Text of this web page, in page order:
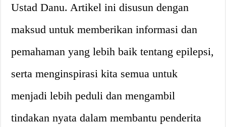
Ustad Danu. Artikel ini disusun dengan
maksud untuk memberikan informasi dan
pemahaman yang lebih baik tentang epilepsi,
serta menginspirasi kita semua untuk
menjadi lebih peduli dan mengambil
tindakan nyata dalam membantu penderita